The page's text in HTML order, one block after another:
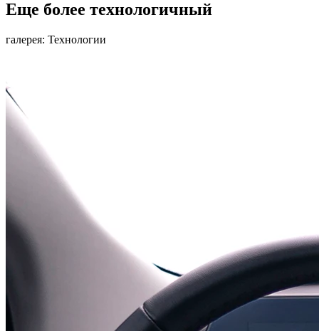
Еще более технологичный
галерея: Технологии